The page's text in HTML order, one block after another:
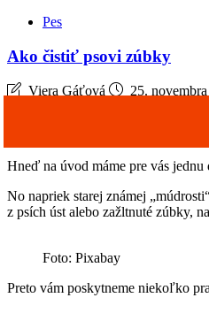
Pes
Ako čistiť psovi zúbky
Viera Gáťová 25.
Hneď na úvod máme pre vás
No napriek starej známej
z psích úst alebo zažltnuté zúbky,
Foto: Pixabay
Preto vám poskytneme niekoľko